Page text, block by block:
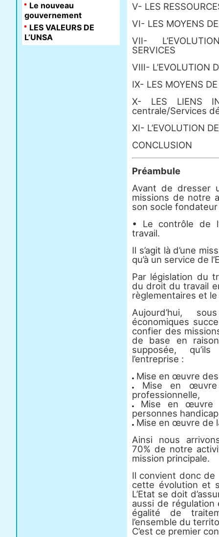
V- LES
VI- LES MOYENS
VII-
SERVICES
VIII- L’EVOLUTION
IX- LES MOYENS DE
X- LES LIENS
centrale/Services
XI- L’EVOLUTION
CONCLUSION
Préambule
Avant de dresser
missions de notre
son socle fondateur
• Le contrôle de
travail.
Il s’agit là d’une
qu’à un service de
Par législation du
du droit du travail
règlementaires et
Aujourd’hui,
économiques
confier des
de base en
supposée,
l’entreprise :
Mise en œuvre des
Mise en œuvre
professionnelle,
Mise en œuvre
personnes
Mise en œuvre de
Ainsi nous
70% de notre
mission principale.
Il convient donc de
cette évolution et
L’Etat se doit
aussi de régulation
égalité de
l’ensemble du
C’est ce premier
Le nouveau
gouvernement
LES VALEURS DE
L’UNSA